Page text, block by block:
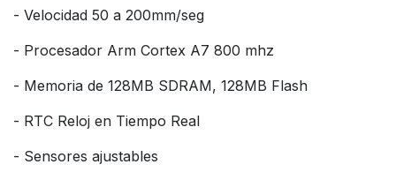
- Velocidad 50 a 200mm/seg
- Procesador Arm Cortex A7 800 mhz
- Memoria de 128MB SDRAM, 128MB Flash
- RTC Reloj en Tiempo Real
- Sensores ajustables